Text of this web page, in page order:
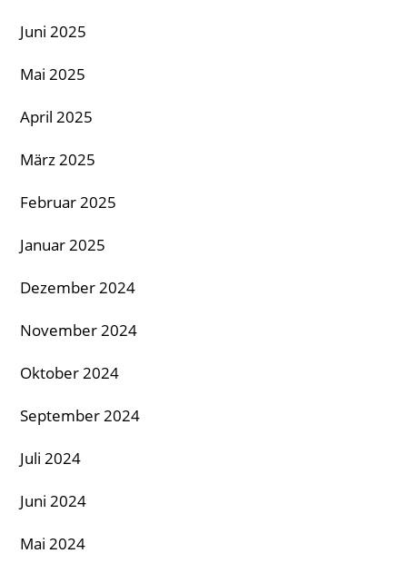
Juni 2025
Mai 2025
April 2025
März 2025
Februar 2025
Januar 2025
Dezember 2024
November 2024
Oktober 2024
September 2024
Juli 2024
Juni 2024
Mai 2024